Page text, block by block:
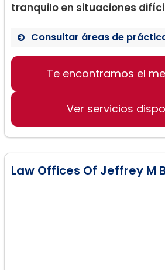
tranquilo en situaciones
Consultar áreas de
Divorcios y
Adopción y paternidad
Te encontramos el
Ver servicios
Law Offices Of Jeffrey M